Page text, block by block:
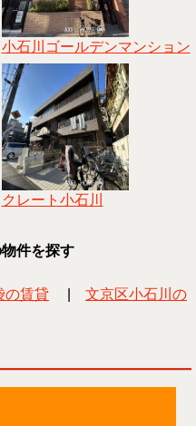
小石川ゴールデンマンション
クレート小石川
件を探す
の賃貸
文京区小石川の